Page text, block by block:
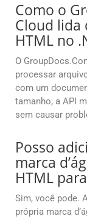
Como o
Cloud lida
HTML no
O
processar
com um
tamanho, a API
sem causar
Posso
marca
HTML
Sim, você pode.
própria marca